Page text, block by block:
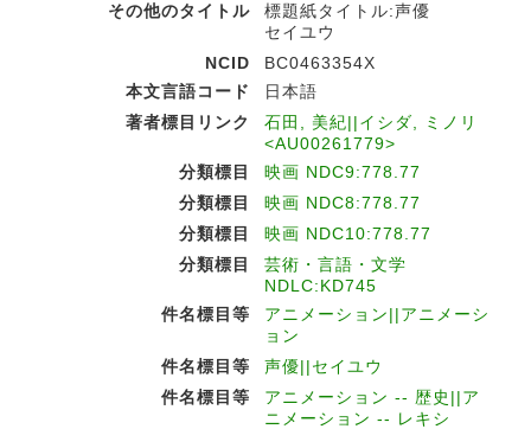
その他のタイトル
標題紙タイトル:声優
セイユウ
NCID
BC0463354X
本文言語コード
日本語
著者標目リンク
石田, 美紀||イシダ, ミノリ
<AU00261779>
分類標目
映画 NDC9:778.77
分類標目
映画 NDC8:778.77
分類標目
映画 NDC10:778.77
分類標目
芸術・言語・文学
NDLC:KD745
件名標目等
アニメーション||アニメーシ
ョン
件名標目等
声優||セイユウ
件名標目等
アニメーション -- 歴史||ア
ニメーション -- レキシ